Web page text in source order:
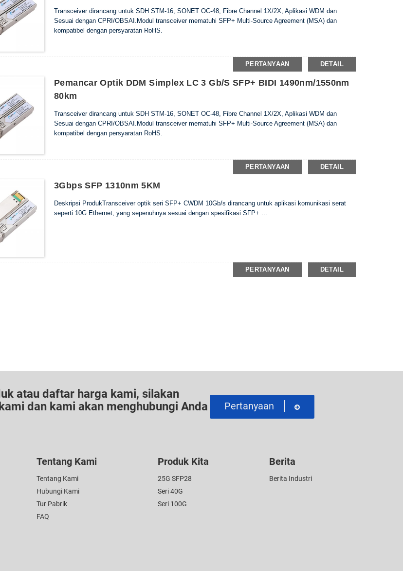
Transceiver dirancang untuk SDH STM-16, SONET OC-48, Fibre Channel 1X/2X, Aplikasi WDM dan
Sesuai dengan CPRI/OBSAI.Modul transceiver mematuhi SFP+ Multi-Source Agreement (MSA) dan
kompatibel dengan persyaratan RoHS.
PERTANYAAN DETAIL
Pemancar Optik DDM Simplex LC 3 Gb/s SFP+ BIDI 1490nm/1550nm
80km
Transceiver dirancang untuk SDH STM-16, SONET OC-48, Fibre Channel 1X/2X, Aplikasi WDM dan
Sesuai dengan CPRI/OBSAI.Modul transceiver mematuhi SFP+ Multi-Source Agreement (MSA) dan
kompatibel dengan persyaratan RoHS.
PERTANYAAN DETAIL
3Gbps SFP 1310nm 5KM
Deskripsi ProdukTransceiver optik seri SFP+ CWDM 10Gb/s dirancang untuk aplikasi komunikasi serat
seperti 10G Ethernet, yang sepenuhnya sesuai dengan spesifikasi SFP+ ...
PERTANYAAN DETAIL
atau daftar harga kami, silakan
dan kami akan menghubungi Anda
Pertanyaan
Tentang Kami
Tentang Kami
Hubungi Kami
Tur Pabrik
FAQ
Produk Kita
25G SFP28
Seri 40G
Seri 100G
Berita
Berita Industri